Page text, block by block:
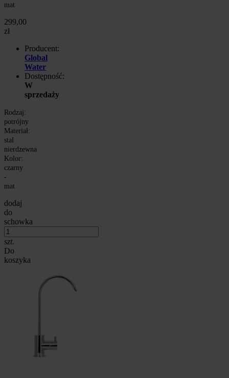
mat
299,00
zł
Producent:
Global
Water
Dostępność:
W
sprzedaży
Rodzaj:
potrójny
Materiał:
stal
nierdzewna
Kolor:
czarny
-
mat
dodaj
do
schowka
szt.
Do
koszyka